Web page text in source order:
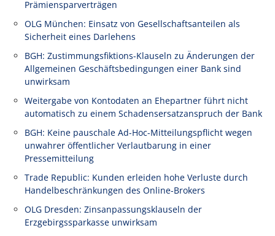
Prämiensparverträgen
OLG München: Einsatz von Gesellschaftsanteilen als
Sicherheit eines Darlehens
BGH: Zustimmungsfiktions-Klauseln zu Änderungen der
Allgemeinen Geschäftsbedingungen einer Bank sind
unwirksam
Weitergabe von Kontodaten an Ehepartner führt nicht
automatisch zu einem Schadensersatzanspruch der Bank
BGH: Keine pauschale Ad-Hoc-Mitteilungspflicht wegen
unwahrer öffentlicher Verlautbarung in einer
Pressemitteilung
Trade Republic: Kunden erleiden hohe Verluste durch
Handelbeschränkungen des Online-Brokers
OLG Dresden: Zinsanpassungsklauseln der
Erzgebirgssparkasse unwirksam